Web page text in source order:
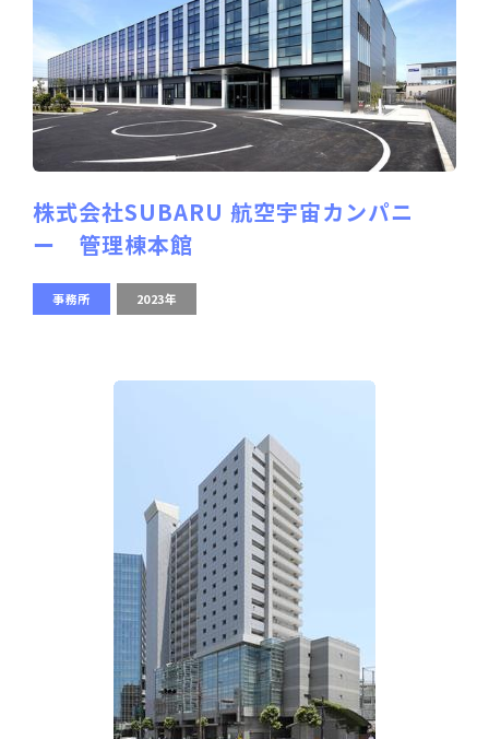
株式会社SUBARU 航空宇宙カンパニ
ー 管理棟本館
事務所 2023年